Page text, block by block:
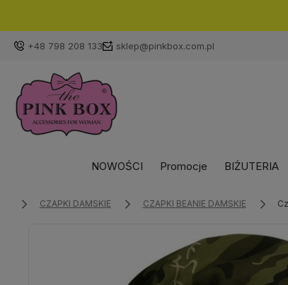
+48 798 208 133 sklep@pinkbox.com.pl
NOWOŚCI Promocje BIŻUTERIA
CZAPKI DAMSKIE CZAPKI BEANIE DAMSKIE